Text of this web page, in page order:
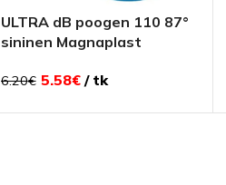
ULTRA dB poogen 110 87°
sininen Magnaplast
6.20€ 5.58€ tk